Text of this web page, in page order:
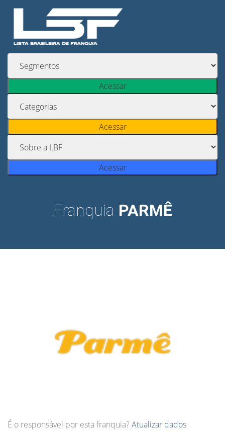
Acessar
Acessar
Acessar
Franquia PARMÊ
É o responsável por esta franquia? Atualizar dados